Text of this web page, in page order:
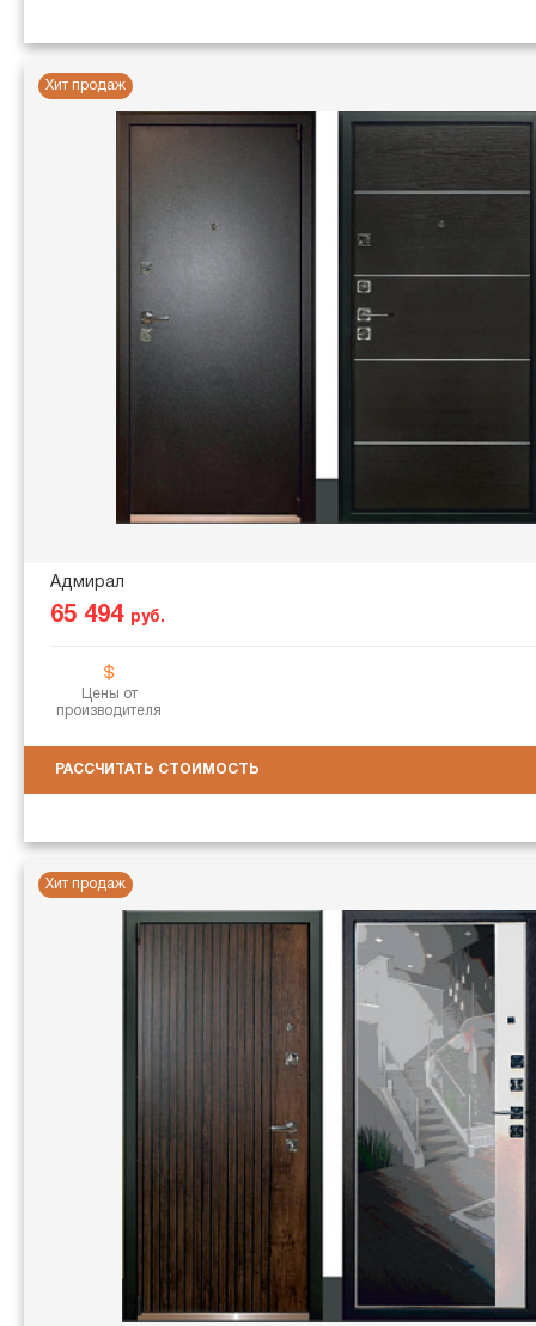
Хит продаж
Адмирал
65 494 руб.
Цены от
производителя
РАССЧИТАТЬ СТОИМОСТЬ
Хит продаж